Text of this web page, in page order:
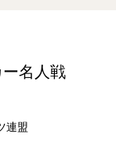
名人戦
連盟